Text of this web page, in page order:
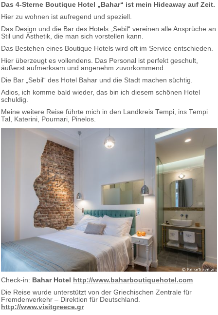
Das 4-Sterne Boutique Hotel „Bahar“ ist mein Hideaway auf Zeit.
Hier zu wohnen ist aufregend und speziell.
Das Design und die Bar des Hotels „Sebil“ vereinen alle Ansprüche an
Stil und Ästhetik, die man sich vorstellen kann.
Das Bestehen eines Boutique Hotels wird oft im Service entschieden.
Hier überzeugt es vollendens. Das Personal ist perfekt geschult,
äußerst aufmerksam und angenehm zuvorkommend.
Die Bar „Sebil“ des Hotel Bahar und die Stadt machen süchtig.
Adios, ich komme bald wieder, das bin ich diesem schönen Hotel
schuldig.
Meine weitere Reise führte mich in den Landkreis Tempi, ins Tempi
Tal, Katerini, Pournari, Pinelos.
Check-in: Bahar Hotel
http://www.baharboutiquehotel.com
Die Reise wurde unterstützt von der Griechischen Zentrale für
Fremdenverkehr – Direktion für Deutschland.
http://www.visitgreece.gr